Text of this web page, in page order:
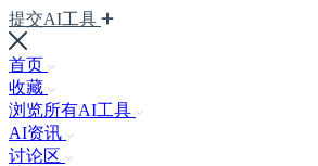
提交AI工具
首页
收藏
浏览所有AI工具
AI资讯
讨论区